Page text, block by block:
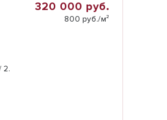
320 000 руб.
800 руб./м²
2.